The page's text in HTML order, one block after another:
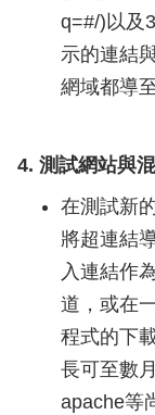
q=#/)以及
示的連結
網域都導
4. 測試網站與
在測試新
將超連結
入連結作
道，或在
程式的下
長可至數
apache等